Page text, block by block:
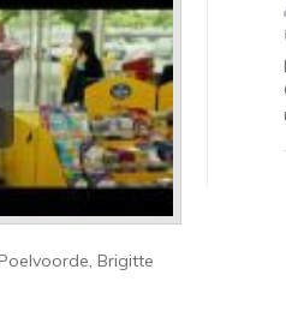
Brigitte